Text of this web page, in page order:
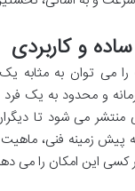
و کاربردی
را می توان به
و محدود به یک فرد
می شود تا دیگران
پیش زمینه فنی،
کسی این امکان را می